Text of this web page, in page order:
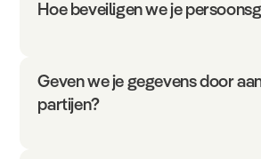
Hoe beveiligen we je
Geven we je gegevens door
partijen?